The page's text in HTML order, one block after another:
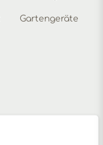
Gartengeräte